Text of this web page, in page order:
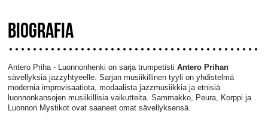
BIOGRAFIA
Antero Priha - Luonnonhenki on sarja trumpetisti Antero Prihan
sävellyksiä jazzyhtyeelle. Sarjan musiikillinen tyyli on yhdistelmä
modernia improvisaatiota, modaalista jazzmusiikkia ja etnisiä
luonnonkansojen musiikillisia vaikutteita. Sammakko, Peura, Korppi ja
Luonnon Mystikot ovat saaneet omat sävellyksensä.